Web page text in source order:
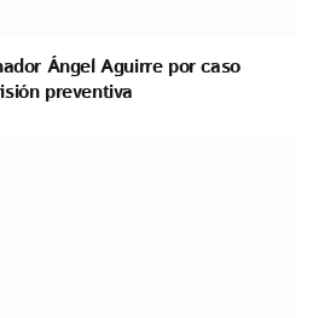
Ángel Aguirre por caso
preventiva